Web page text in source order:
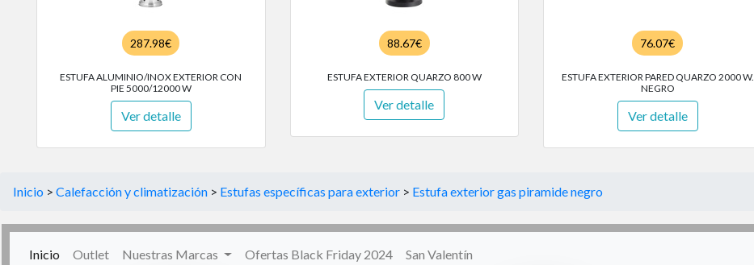
287.98€
ESTUFA ALUMINIO/INOX EXTERIOR CON
PIE 5000/12000 W
Ver detalle
88.67€
ESTUFA EXTERIOR QUARZO 800 W
Ver detalle
76.07€
ESTUFA EXTERIOR PARED QUARZO 2000 W.
NEGRO
Ver detalle
Inicio > Calefacción y climatización > Estufas específicas para exterior > Estufa exterior gas piramide negro
Inicio (current)
Outlet Nuestras Marcas Ofertas Black Friday 2024 San Valentín